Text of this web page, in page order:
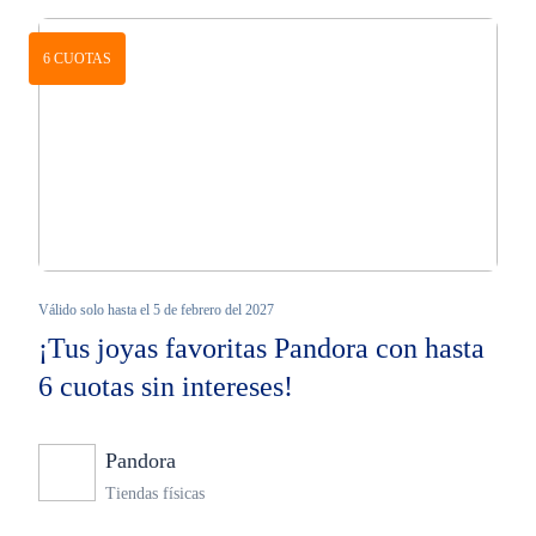
6 CUOTAS
Válido solo hasta el 5 de febrero del 2027
¡Tus joyas favoritas Pandora con hasta
6 cuotas sin intereses!
Pandora
Tiendas físicas